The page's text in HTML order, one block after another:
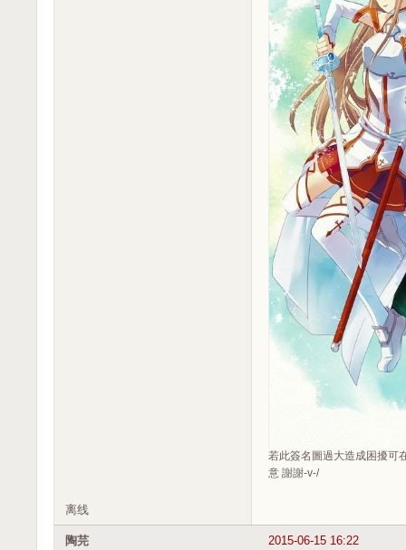
若此簽名圖過大造成困擾可
意 謝謝-v-/
离线
2015-06-15 16:22
陶芫